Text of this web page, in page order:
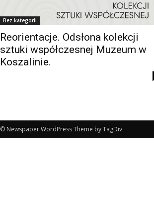
Bez kategorii
Reorientacje. Odsłona kolekcji
sztuki współczesnej Muzeum w
Koszalinie.
© Newspaper WordPress Theme by TagDiv